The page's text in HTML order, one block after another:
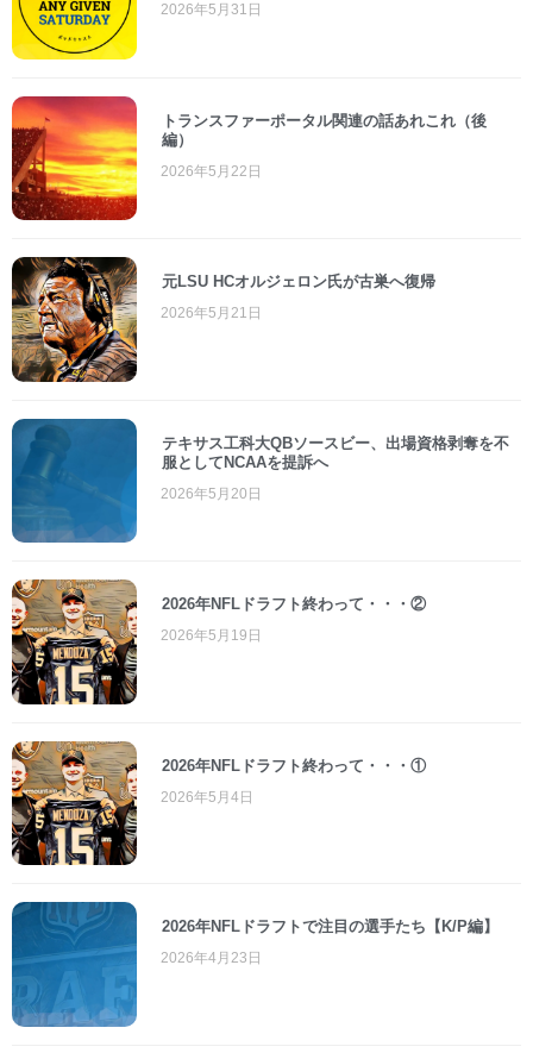
2026年5月31日
トランスファーポータル関連の話あれこれ（後
編）
2026年5月22日
元LSU HCオルジェロン氏が古巣へ復帰
2026年5月21日
テキサス工科大QBソースビー、出場資格剥奪を不
服としてNCAAを提訴へ
2026年5月20日
2026年NFLドラフト終わって・・・②
2026年5月19日
2026年NFLドラフト終わって・・・①
2026年5月4日
2026年NFLドラフトで注目の選手たち【K/P編】
2026年4月23日